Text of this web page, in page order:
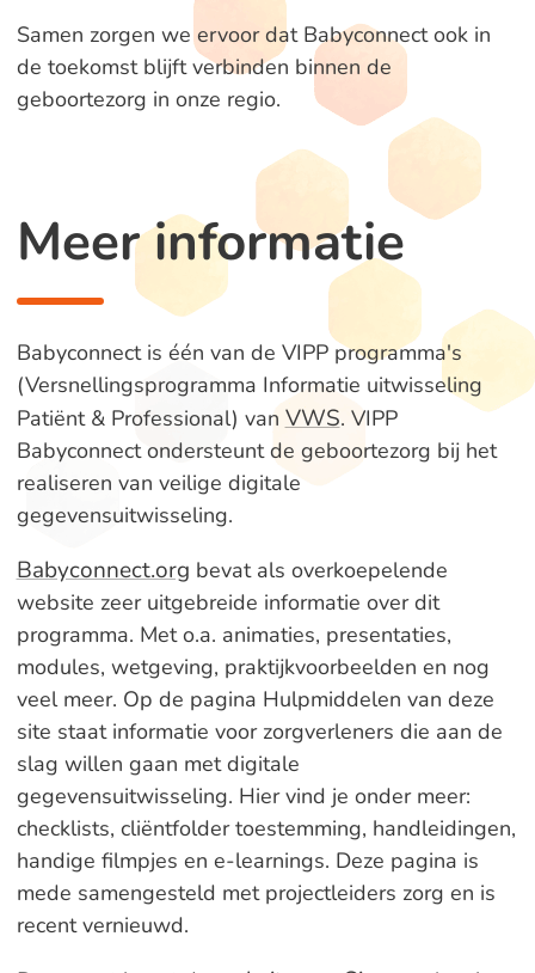
Samen zorgen we ervoor dat Babyconnect ook in
de toekomst blijft verbinden binnen de
geboortezorg in onze regio.
Meer informatie
Babyconnect is één van de VIPP programma's
(Versnellingsprogramma Informatie uitwisseling
Patiënt & Professional) van VWS. VIPP
Babyconnect ondersteunt de geboortezorg bij het
realiseren van veilige digitale
gegevensuitwisseling.
Babyconnect.org bevat als overkoepelende
website zeer uitgebreide informatie over dit
programma. Met o.a. animaties, presentaties,
modules, wetgeving, praktijkvoorbeelden en nog
veel meer. Op de pagina Hulpmiddelen van deze
site staat informatie voor zorgverleners die aan de
slag willen gaan met digitale
gegevensuitwisseling. Hier vind je onder meer:
checklists, cliëntfolder toestemming, handleidingen,
handige filmpjes en e-learnings. Deze pagina is
mede samengesteld met projectleiders zorg en is
recent vernieuwd.